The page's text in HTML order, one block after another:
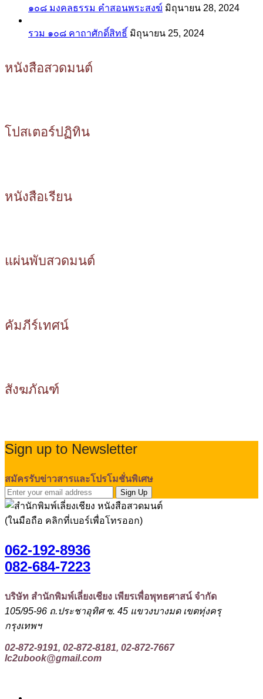
๑๐๘ มงคลธรรม คำสอนพระสงฆ์ มิถุนายน 28, 2024
รวม ๑๐๘ คาถาศักดิ์สิทธิ์ มิถุนายน 25, 2024
หนังสือสวดมนต์
โปสเตอร์ปฏิทิน
หนังสือเรียน
แผ่นพับสวดมนต์
คัมภีร์เทศน์
สังฆภัณฑ์
Sign up to Newsletter
สมัครรับข่าวสารและโปรโมชั่นพิเศษ
Sign Up
(ในมือถือ คลิกที่เบอร์เพื่อโทรออก)
062-192-8936
082-684-7223
บริษัท สำนักพิมพ์เลี่ยงเชียง เพียรเพื่อพุทธศาสน์ จำกัด
105/95-96 ถ.ประชาอุทิศ ซ. 45 แขวงบางมด เขตทุ่งครุ
กรุงเทพฯ
02-872-9191, 02-872-8181, 02-872-7667
lc2ubook@gmail.com